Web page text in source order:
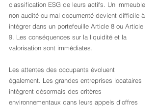
classification ESG de leurs actifs. Un immeuble
non audité ou mal documenté devient difficile à
intégrer dans un portefeuille Article 8 ou Article
9. Les conséquences sur la liquidité et la
valorisation sont immédiates.
Les attentes des occupants évoluent
également. Les grandes entreprises locataires
intègrent désormais des critères
environnementaux dans leurs appels d’offres